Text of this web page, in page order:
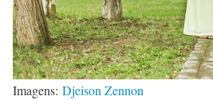
Imagens: Djeison Zennon